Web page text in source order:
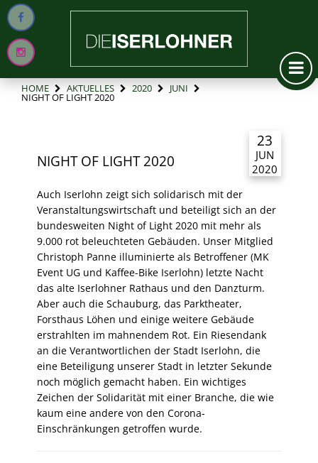
HOME AKTUELLES 2020 JUNI
NIGHT OF LIGHT 2020
23
JUN
2020
NIGHT OF LIGHT 2020
Auch Iserlohn zeigt sich solidarisch mit der
Veranstaltungswirtschaft und beteiligt sich an der
bundesweiten Night of Light 2020 mit mehr als
9.000 rot beleuchteten Gebäuden. Unser Mitglied
Christoph Panne illuminierte als Betroffener (MK
Event UG und Kaffee-Bike Iserlohn) letzte Nacht
das alte Iserlohner Rathaus und den Danzturm.
Aber auch die Schauburg, das Parktheater,
Forsthaus Löhen und einige weitere Gebäude
erstrahlten im mahnendem Rot. Ein Riesendank
an die Verantwortlichen der Stadt Iserlohn, die
eine Beteiligung unserer Stadt in letzter Sekunde
noch möglich gemacht haben. Ein wichtiges
Zeichen der Solidarität mit einer Branche, die wie
kaum eine andere von den Corona-
Einschränkungen getroffen wurde.